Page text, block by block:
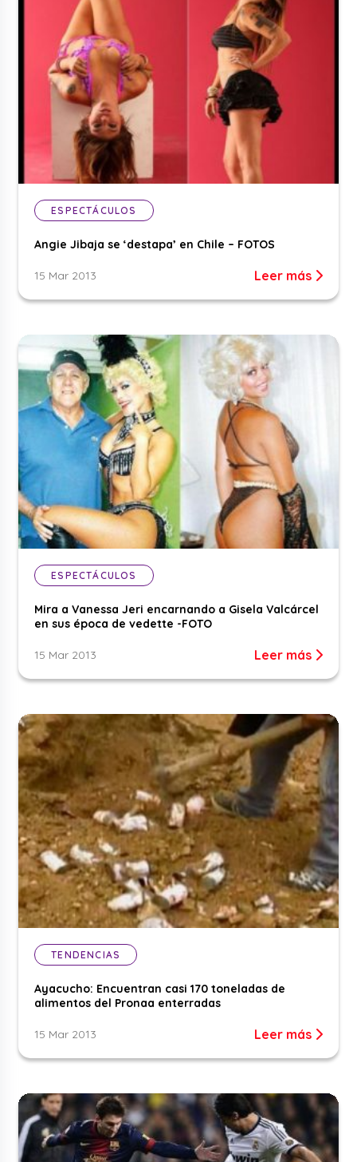
ESPECTÁCULOS
Angie Jibaja se ‘destapa’ en Chile – FOTOS
15 Mar 2013 Leer más
ESPECTÁCULOS
Mira a Vanessa Jeri encarnando a Gisela Valcárcel
en sus época de vedette -FOTO
15 Mar 2013 Leer más
TENDENCIAS
Ayacucho: Encuentran casi 170 toneladas de
alimentos del Pronaa enterradas
15 Mar 2013 Leer más